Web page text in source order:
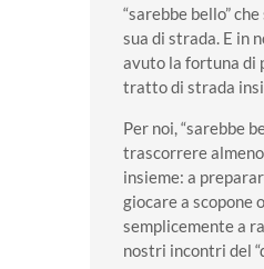
“sarebbe bello”
sua di strada. E in
avuto la fortuna di
tratto di strada
Per noi, “sarebbe
trascorrere
insieme: a
giocare a scopone o
semplicemente a
nostri incontri del